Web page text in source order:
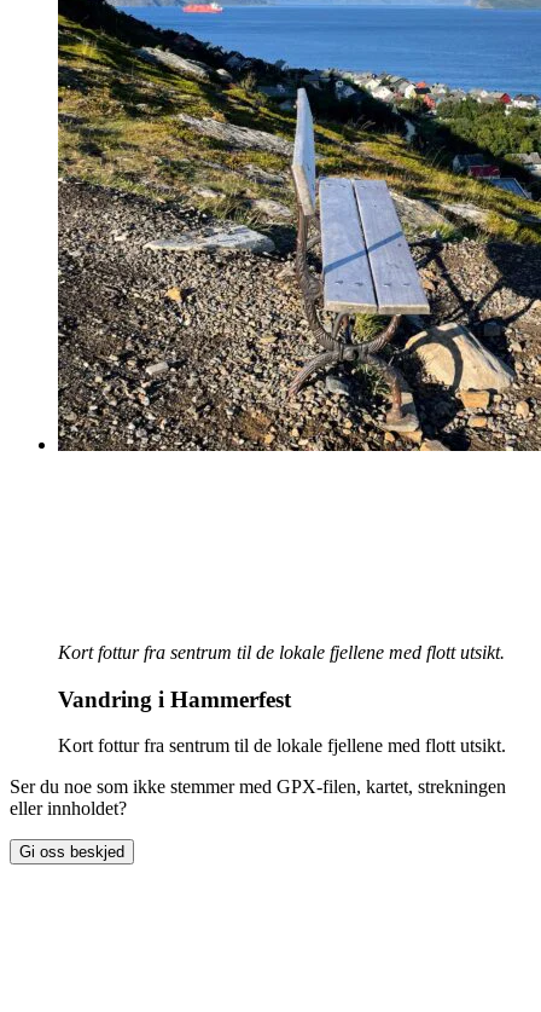
Kort fottur fra sentrum til de lokale fjellene med flott utsikt.
Vandring i Hammerfest
Kort fottur fra sentrum til de lokale fjellene med flott utsikt.
Ser du noe som ikke stemmer med GPX-filen, kartet, strekningen
eller innholdet?
Gi oss beskjed